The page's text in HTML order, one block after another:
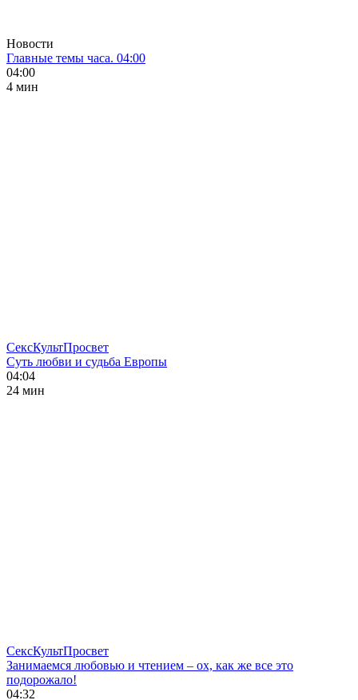
Новости
Главные темы часа. 04:00
04:00
4 мин
СексКультПросвет
Суть любви и судьба Европы
04:04
24 мин
СексКультПросвет
Занимаемся любовью и чтением – ох, как же все это
подорожало!
04:32